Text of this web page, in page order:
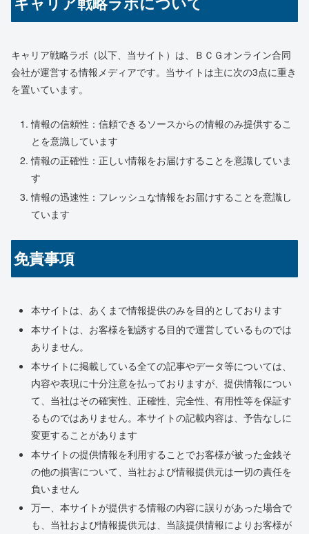
キャリア戦略ラボ（以下、当サイト）は、ＢＣＧオンライン合同
会社が運営する情報メディアです。当サイトは主に次の3点に重き
を置いています。
情報の信頼性：信頼できるソースからの情報のみ提供するこ
とを意識しています
情報の正確性：正しい情報をお届けすることを意識していま
す
情報の迅速性：フレッシュな情報をお届けすることを意識し
ています
免責事項
本サイトは、あくまで情報提供のみを目的としております
本サイトは、お客様を勧誘する目的で運営しているものでは
ありません。
本サイトに掲載している全ての記事やデータ等については、
内容や表現に十分注意を払っておりますが、提供情報につい
て、当社はその確実性、正確性、完全性、有用性等を保証す
るものではありません。本サイトの記載内容は、予告なしに
変更することがあります
本サイトの提供情報を利用することでお客様が被った金銭そ
の他の損害について、当社および情報提供元は一切の責任を
負いません
万一、本サイトが提供する情報の内容に誤りがあった場合で
も、当社および情報提供元は、当該提供情報によりお客様が